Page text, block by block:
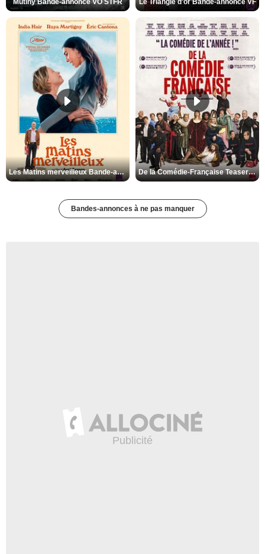
Mutiny Bande-annonce VO STFR Le Triangle d'or Bande-annonce VF
Les Matins merveilleux Bande-annonce VF De la Comédie-Française Teaser VF
Bandes-annonces à ne pas manquer